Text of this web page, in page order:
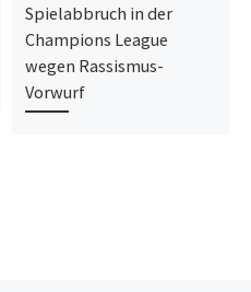
Spielabbruch in der
Champions League
wegen Rassismus-
Vorwurf